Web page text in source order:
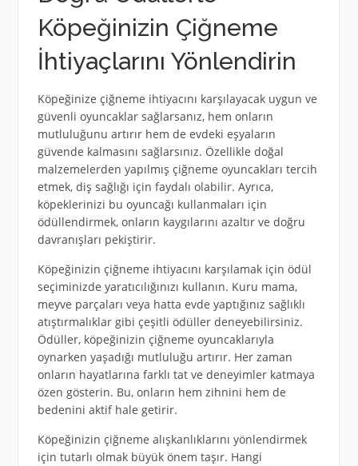
Köpeğinizin Çiğneme
İhtiyaçlarını Yönlendirin
Köpeğinize çiğneme ihtiyacını karşılayacak uygun ve
güvenli oyuncaklar sağlarsanız, hem onların
mutluluğunu artırır hem de evdeki eşyaların
güvende kalmasını sağlarsınız. Özellikle doğal
malzemelerden yapılmış çiğneme oyuncakları tercih
etmek, diş sağlığı için faydalı olabilir. Ayrıca,
köpeklerinizi bu oyuncağı kullanmaları için
ödüllendirmek, onların kaygılarını azaltır ve doğru
davranışları pekiştirir.
Köpeğinizin çiğneme ihtiyacını karşılamak için ödül
seçiminizde yaratıcılığınızı kullanın. Kuru mama,
meyve parçaları veya hatta evde yaptığınız sağlıklı
atıştırmalıklar gibi çeşitli ödüller deneyebilirsiniz.
Ödüller, köpeğinizin çiğneme oyuncaklarıyla
oynarken yaşadığı mutluluğu artırır. Her zaman
onların hayatlarına farklı tat ve deneyimler katmaya
özen gösterin. Bu, onların hem zihnini hem de
bedenini aktif hale getirir.
Köpeğinizin çiğneme alışkanlıklarını yönlendirmek
için tutarlı olmak büyük önem taşır. Hangi